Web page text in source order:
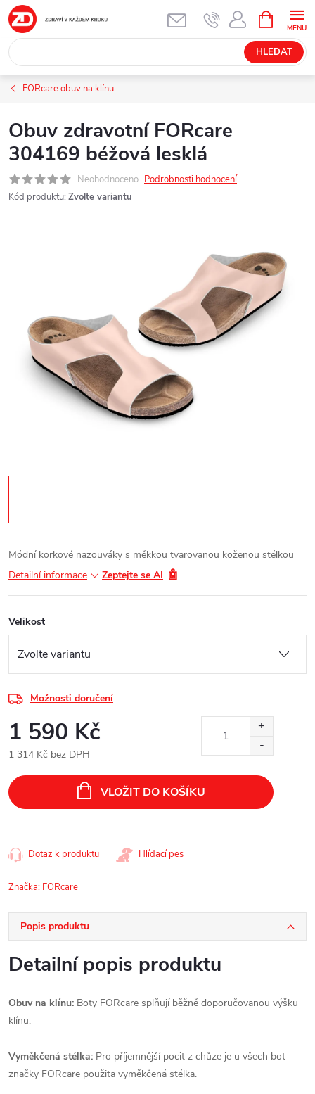
Přejít
na
obsah
HLEDAT
NÁKUPNÍ
KOŠÍK
FORcare obuv na klínu
Obuv zdravotní FORcare
304169 béžová lesklá
Neohodnoceno Podrobnosti hodnocení
Kód produktu: Zvolte variantu
Módní korkové nazouváky s měkkou tvarovanou koženou stélkou
Detailní informace
Zeptejte se AI 🤖
Velikost
Možnosti doručení
1 590 Kč
1 314 Kč bez DPH
cena:
VLOŽIT DO KOŠÍKU
Dotaz k produktu Hlídací pes
Značka: FORcare
Popis produktu
Detailní popis produktu
Obuv na klínu: Boty FORcare splňují běžně doporučovanou výšku
klínu.
Vyměkčená stélka: Pro příjemnější pocit z chůze je u všech bot
značky FORcare použita vyměkčená stélka.